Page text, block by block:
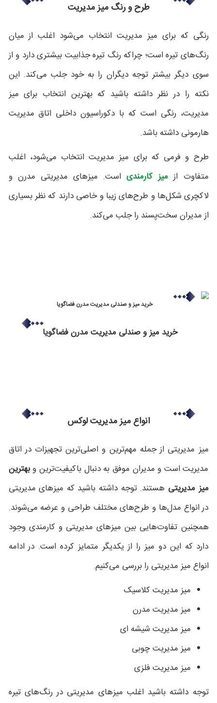
طرح و رنگ میز مدیریت
رنگی که برای میز مدیریت انتخاب می‌شود اغلب از میان
رنگ‌های تیره است؛ چراکه رنگ تیره جذابیت بیشتری دارد و از
سوی دیگر بیشتر توجه دیگران را به خود جلب می‌کند. این
نکته را در نظر داشته باشید که بهترین انتخاب برای میز
مدیریت، رنگی است که با دکوراسیون داخلی اتاق مدیریت
هارمونی داشته باشد.
طرح و فرمی که برای میز مدیریت انتخاب می‌شود، اغلب
متفاوت از میز کارمندیاست. میزهای مدیریتی مدرن و
لاکچری شکل‌ها و طرح‌های زیبا و خاصی دارند که نظر بسیاری
از مدیران سخت‌پسند را جلب می‌کند.
خرید میز و صندلی مدیریت مدرن فضاگویا
انواع میز مدیریت لوکس
میز مدیریتی از جمله مهم‌ترین و اصلی‌ترین تجهیزات در اتاق
مدیریت است و مدیران موفق به دنبال باکیفیت‌ترین وبهترین
میز مدیریتی هستند. توجه داشته باشید که میزهای مدیریتی
در انواع مدل‌ها و طرح‌های مختلف طراحی و عرضه می‌شوند.
همچنین تفاوت‌هایی بین میزهای مدیریتی و کارمندی وجود
دارد که این دو میز را از یکدیگر متمایز کرده است. در ادامه
انواع میز مدیریتی را بررسی می‌کنیم.
میز مدیریت کلاسیک
میز مدیریت مدرن
میز مدیریت شیشه ای
میز مدیریت چوبی
میز مدیریت فلزی
توجه داشته باشید اغلب میزهای مدیریتی در رنگ‌های تیره